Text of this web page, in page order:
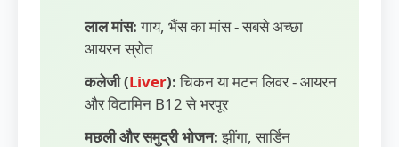
लाल मांस:गाय, भैंस का मांस - सबसे अच्छा
आयरन स्रोत
कलेजी (Liver):चिकन या मटन लिवर - आयरन
और विटामिन B12 से भरपूर
मछली और समुद्री भोजन:झींगा, सार्डिन